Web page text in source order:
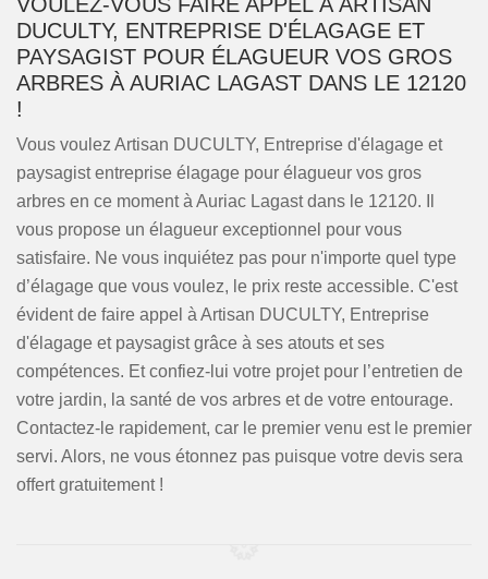
DUCULTY, ENTREPRISE D'ÉLAGAGE ET
PAYSAGIST POUR ÉLAGUEUR VOS GROS
ARBRES À AURIAC LAGAST DANS LE 12120
!
Vous voulez Artisan DUCULTY, Entreprise d'élagage et
paysagist entreprise élagage pour élagueur vos gros
arbres en ce moment à Auriac Lagast dans le 12120. Il
vous propose un élagueur exceptionnel pour vous
satisfaire. Ne vous inquiétez pas pour n'importe quel type
d’élagage que vous voulez, le prix reste accessible. C'est
évident de faire appel à Artisan DUCULTY, Entreprise
d'élagage et paysagist grâce à ses atouts et ses
compétences. Et confiez-lui votre projet pour l’entretien de
votre jardin, la santé de vos arbres et de votre entourage.
Contactez-le rapidement, car le premier venu est le premier
servi. Alors, ne vous étonnez pas puisque votre devis sera
offert gratuitement !